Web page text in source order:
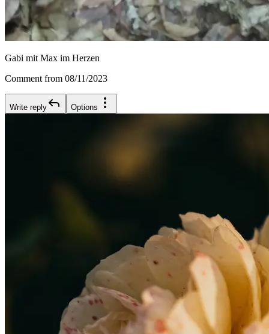
Gabi mit Max im Herzen
Comment from 08/11/2023
Write reply Options